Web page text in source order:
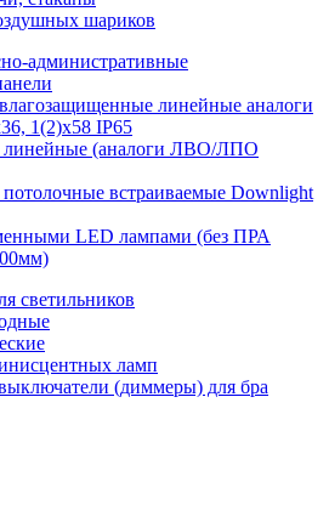
шариков
административные
линейные аналоги
1(2)х58 IP65
линейные (аналоги ЛВО/ЛПО
встраиваемые Downlight
LED лампами (без ПРА
светильников
ламп
(диммеры) для бра